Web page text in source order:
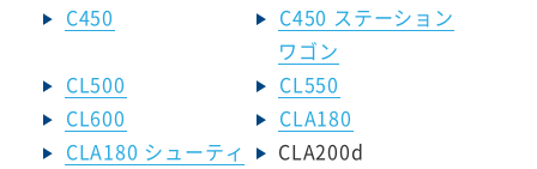
C450
C450 ステーション
ワゴン
CL500
CL550
CL600
CLA180
CLA180 シューティ
CLA200d